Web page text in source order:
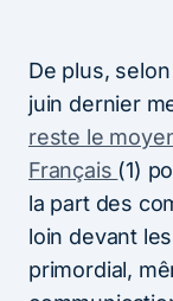
De plus,
juin dernier
reste le
Français (1)
la part des
loin devant
primordial,